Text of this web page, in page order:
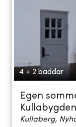
4 + 2 bäddar
Egen
Kullabygden
Kullaberg,